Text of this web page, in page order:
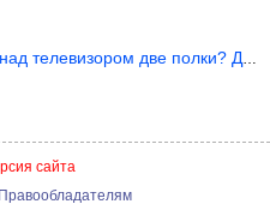
две полки? Делают интер
сайта
Правообладателям